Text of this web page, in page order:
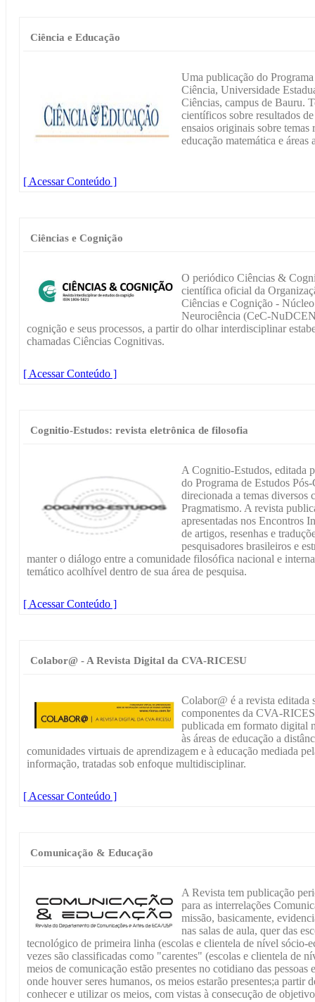
Ciência e Educação
Uma publicação do
Ciência, Universidade
Ciências, campus de Bauru.
científicos sobre resultados
ensaios originais sobre temas
educação matemática e áreas
[ Acessar Conteúdo ]
Ciências e Cognição
O periódico Ciências &
científica oficial da
Ciências e Cognição -
Neurociência (CeC-
cognição e seus processos, a partir do olhar interdisciplinar
chamadas Ciências Cognitivas.
[ Acessar Conteúdo ]
Cognitio-Estudos: revista eletrônica de filosofia
A Cognitio-Estudos, editada
do Programa de Estudos
direcionada a temas diversos
Pragmatismo. A revista
apresentadas nos Encontros
de artigos, resenhas e
pesquisadores brasileiros e
manter o diálogo entre a comunidade filosófica nacional e
temático acolhível dentro de sua área de pesquisa.
[ Acessar Conteúdo ]
Colabor@ - A Revista Digital da CVA-RICESU
Colabor@ é a revista editada
componentes da CVA-
publicada em formato digital
às áreas de educação a
comunidades virtuais de aprendizagem e à educação mediada
informação, tratadas sob enfoque multidisciplinar.
[ Acessar Conteúdo ]
Comunicação & Educação
A Revista tem publicação
para as interrelações
missão, basicamente,
nas salas de aula, quer das
tecnológico de primeira linha (escolas e clientela de nível sócio-
vezes são classificadas como "carentes" (escolas e clientela de
meios de comunicação estão presentes no cotidiano das
onde houver seres humanos, os meios estarão presentes;a partir
conhecer e utilizar os meios, com vistas à consecução de